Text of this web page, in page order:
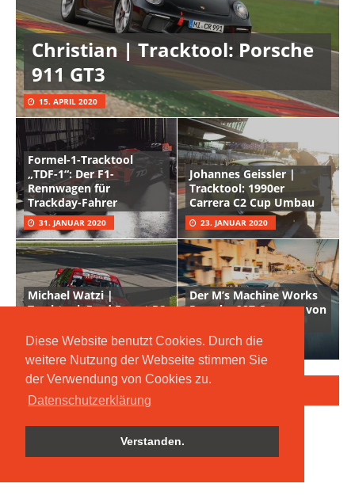
Diese Website benutzt Cookies. Durch die
weitere Nutzung der Webseite stimmen Sie
der Verwendung von Cookies zu.
Datenschutzerklärung
Verstanden.
Christian | Tracktool: Porsche
911 GT3
15. APRIL 2020
Formel-1-Tracktool
„TDF-1“: Der F1-
Rennwagen für
Trackday-Fahrer
31. JANUAR 2020
Johannes Geissler |
Tracktool: 1990er
Carrera C2 Cup Umbau
23. JANUAR 2020
Michael Watzi |
Tracktool: Ford Escort RS
19. DEZEMBER 2019
Der M’s Machine Works
Porsche 987 Cayman von
3. NOVEMBER 2019
AUS DEM TRACKDAYSPORT-NETZWERK: